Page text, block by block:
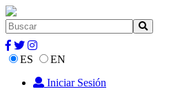
ES
EN
Iniciar Sesión